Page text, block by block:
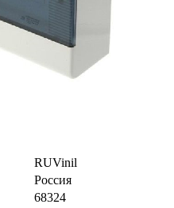
RUVinil
Россия
68324